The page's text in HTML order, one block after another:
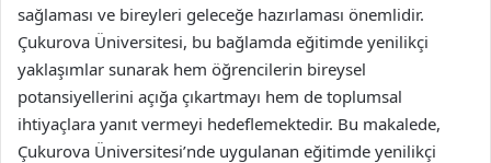
sağlaması ve bireyleri geleceğe hazırlaması önemlidir.
Çukurova Üniversitesi, bu bağlamda eğitimde yenilikçi
yaklaşımlar sunarak hem öğrencilerin bireysel
potansiyellerini açığa çıkartmayı hem de toplumsal
ihtiyaçlara yanıt vermeyi hedeflemektedir. Bu makalede,
Çukurova Üniversitesi’nde uygulanan eğitimde yenilikçi